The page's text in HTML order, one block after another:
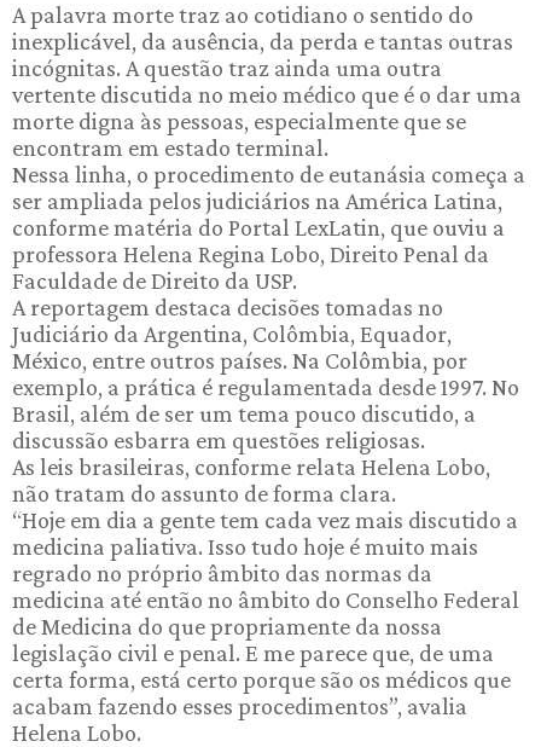
A palavra morte traz ao cotidiano o sentido do
inexplicável, da ausência, da perda e tantas outras
incógnitas. A questão traz ainda uma outra
vertente discutida no meio médico que é o dar uma
morte digna às pessoas, especialmente que se
encontram em estado terminal.
Nessa linha, o procedimento de eutanásia começa a
ser ampliada pelos judiciários na América Latina,
conforme matéria do Portal LexLatin, que ouviu a
professora Helena Regina Lobo, Direito Penal da
Faculdade de Direito da USP.
A reportagem destaca decisões tomadas no
Judiciário da Argentina, Colômbia, Equador,
México, entre outros países. Na Colômbia, por
exemplo, a prática é regulamentada desde 1997. No
Brasil, além de ser um tema pouco discutido, a
discussão esbarra em questões religiosas.
As leis brasileiras, conforme relata Helena Lobo,
não tratam do assunto de forma clara.
“Hoje em dia a gente tem cada vez mais discutido a
medicina paliativa. Isso tudo hoje é muito mais
regrado no próprio âmbito das normas da
medicina até então no âmbito do Conselho Federal
de Medicina do que propriamente da nossa
legislação civil e penal. E me parece que, de uma
certa forma, está certo porque são os médicos que
acabam fazendo esses procedimentos”, avalia
Helena Lobo.